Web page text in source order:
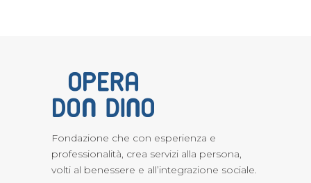
Fondazione che con esperienza e
professionalità, crea servizi alla persona,
volti al benessere e all’integrazione sociale.